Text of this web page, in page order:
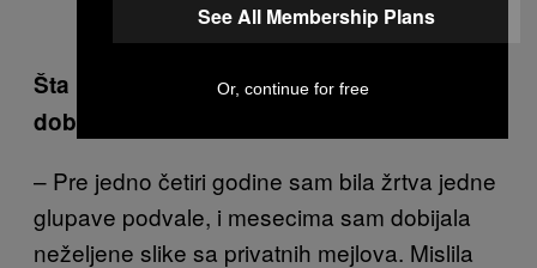
Citat Simon Fijasko
Šta misliš, koliko neželjenih slika kita si
dobila?
– Pre jedno četiri godine sam bila žrtva jedne
glupave podvale, i mesecima sam dobijala
neželjene slike sa privatnih mejlova. Mislila
See All Membership Plans
Or, continue for free